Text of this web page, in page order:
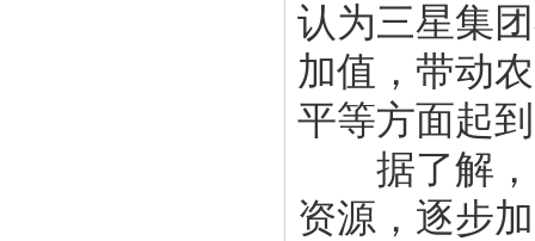
认为三星集
加值，带动
平等方面起
据了解，
资源，逐步